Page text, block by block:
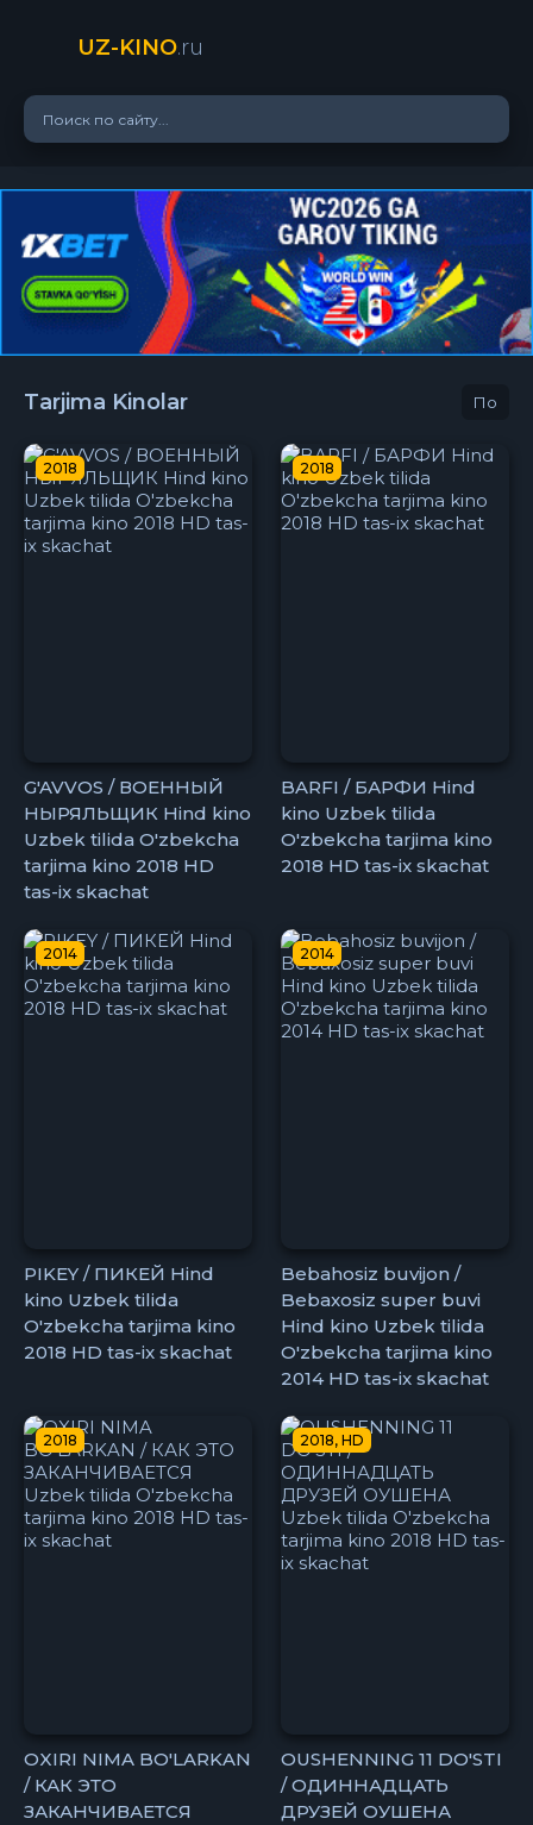
UZ-KINO.ru
Tarjima Kinolar
2018
G'AVVOS / ВОЕННЫЙ
НЫРЯЛЬЩИК Hind kino
Uzbek tilida O'zbekcha
tarjima kino 2018 HD
tas-ix skachat
2018
BARFI / БАРФИ Hind
kino Uzbek tilida
O'zbekcha tarjima kino
2018 HD tas-ix skachat
2014
PIKEY / ПИКЕЙ Hind
kino Uzbek tilida
O'zbekcha tarjima kino
2018 HD tas-ix skachat
2014
Bebahosiz buvijon /
Bebaxosiz super buvi
Hind kino Uzbek tilida
O'zbekcha tarjima kino
2014 HD tas-ix skachat
2018
OXIRI NIMA BO'LARKAN
/ КАК ЭТО
ЗАКАНЧИВАЕТСЯ
2018, HD
OUSHENNING 11 DO'STI
/ ОДИННАДЦАТЬ
ДРУЗЕЙ ОУШЕНА